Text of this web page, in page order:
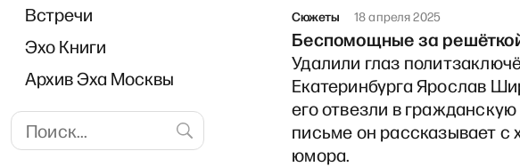
Встречи
Эхо Книги
Архив Эха Москвы
Сюжеты 18 апреля 2025
Беспомощные за
Удалили глаз
Екатеринбурга Ярослав
его отвезли в
письме он рассказывает с
юмора.